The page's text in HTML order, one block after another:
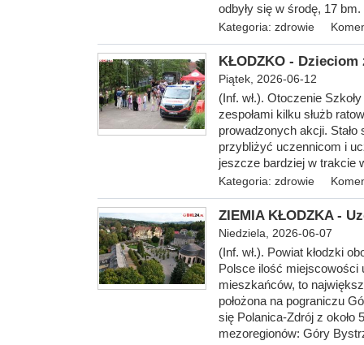
odbyły się w środę, 17
Kategoria: zdrowie
KŁODZKO -
Piątek, 2026-06-12
(Inf. wł.). Otoczenie
zespołami kilku służb
prowadzonych akcji.
przybliżyć uczennicom i
jeszcze bardziej w trakcie
Kategoria: zdrowie
ZIEMIA KŁODZKA -
Niedziela, 2026-06-07
(Inf. wł.). Powiat kłodzki
Polsce ilość miejscowości
mieszkańców, to
położona na pograniczu
się Polanica-Zdrój z około
mezoregionów: Góry